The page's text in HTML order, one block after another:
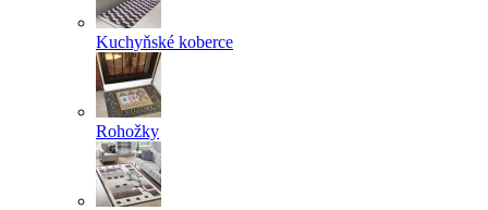
Kuchyňské koberce
Rohožky